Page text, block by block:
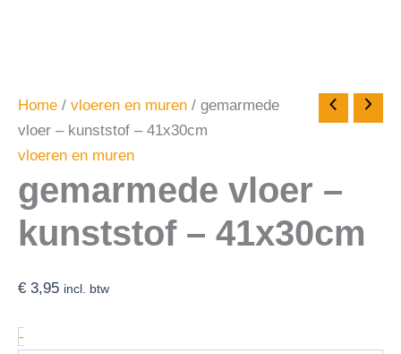
Home / vloeren en muren / gemarmede
vloer – kunststof – 41x30cm
vloeren en muren
gemarmede vloer –
kunststof – 41x30cm
€ 3,95 incl. btw
-